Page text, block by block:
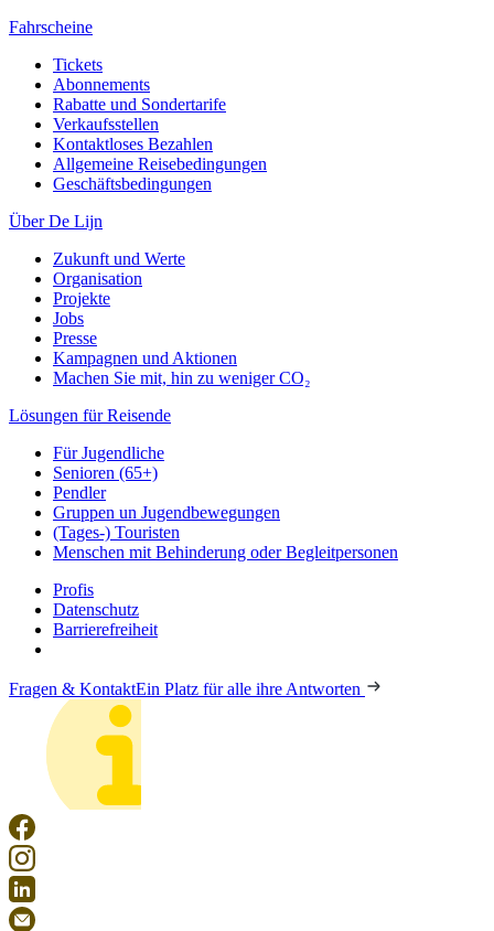
Fahrscheine
Tickets
Abonnements
Rabatte und Sondertarife
Verkaufsstellen
Kontaktloses Bezahlen
Allgemeine Reisebedingungen
Geschäftsbedingungen
Über De Lijn
Zukunft und Werte
Organisation
Projekte
Jobs
Presse
Kampagnen und Aktionen
Machen Sie mit, hin zu weniger CO₂
Lösungen für Reisende
Für Jugendliche
Senioren (65+)
Pendler
Gruppen un Jugendbewegungen
(Tages-) Touristen
Menschen mit Behinderung oder Begleitpersonen
Profis
Datenschutz
Barrierefreiheit
Fragen & KontaktEin Platz für alle ihre Antworten